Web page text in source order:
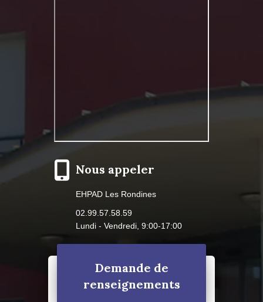
Nous appeler
EHPAD Les Rondines
02.99.57.58.59
Lundi - Vendredi, 9:00-17:00
Demande de
renseignements